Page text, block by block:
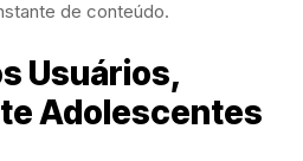
de conteúdo.
Usuários,
Adolescentes